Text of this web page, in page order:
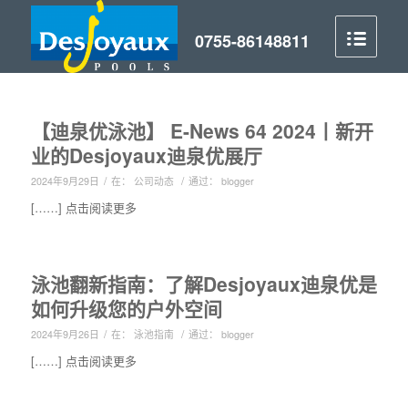
【迪泉优泳池】 E-News 64 2024丨新开
业的Desjoyaux迪泉优展厅
2024年9月29日 / 在： 公司动态 / 通过： blogger
[……] 点击阅读更多
泳池翻新指南：了解Desjoyaux迪泉优是
如何升级您的户外空间
2024年9月26日 / 在： 泳池指南 / 通过： blogger
[……] 点击阅读更多